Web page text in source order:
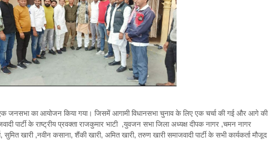
एक जनसभा का आयोजन किया गया। जिसमें आगामी विधानसभा चुनाव के लिए एक चर्चा की गई और आगे की
पार्टी के राष्ट्रीय प्रवक्ता राजकुमार भाटी ,युवजन सभा जिला अध्यक्ष दीपक नागर ,चमन नागर
सुमित खारी ,नवीन कसाना, शैंकी खारी, अमित खारी, तरुण खारी समाजवादी पार्टी के सभी कार्यकर्ता मौजूद